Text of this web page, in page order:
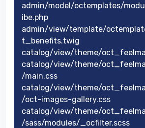
admin/model/octemplates/
ibe.php
admin/view/template/
t_benefits.twig
catalog/view/theme/
catalog/view/theme/
/main.css
catalog/view/theme/
/oct-images-gallery.css
catalog/view/theme/
/sass/modules/_ocfilter.scss